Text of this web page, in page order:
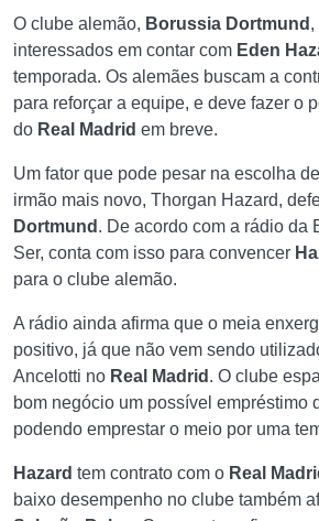
O clube alemão, Borussia Dortmund ,
interessados em contar com Eden
temporada. Os alemães buscam a
para reforçar a equipe, e deve fazer o
do Real Madrid em breve.
Um fator que pode pesar na escolha de
irmão mais novo, Thorgan Hazard,
Dortmund . De acordo com a rádio da
Ser, conta com isso para convencer
para o clube alemão.
A rádio ainda afirma que o meia
positivo, já que não vem sendo
Ancelotti no Real Madrid . O clube
bom negócio um possível empréstimo
podendo emprestar o meio por uma
Hazard tem contrato com o Real
baixo desempenho no clube também